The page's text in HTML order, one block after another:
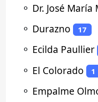
⚬ Dr. José
⚬ Durazno 17
⚬ Ecilda Paullier
⚬ El Colorado 1
⚬ Empalme